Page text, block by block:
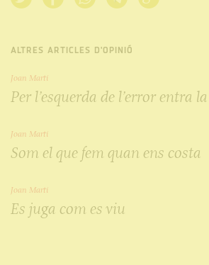
ALTRES ARTICLES D'OPINIÓ
Joan Martí
Per l’esquerda de l’error entra
Joan Martí
Som el que fem quan ens costa
Joan Martí
Es juga com es viu